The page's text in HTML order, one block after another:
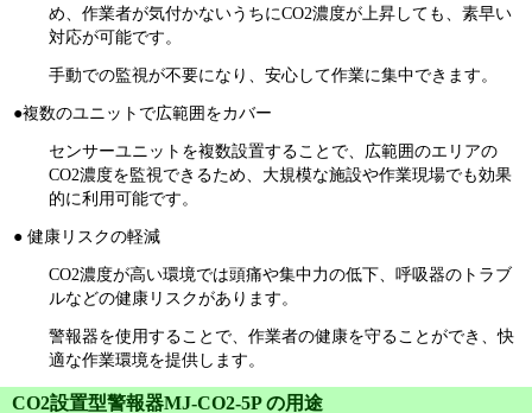
め、作業者が気付かないうちにCO2濃度が上昇しても、素早い
対応が可能です。
手動での監視が不要になり、安心して作業に集中できます。
●複数のユニットで広範囲をカバー
センサーユニットを複数設置することで、広範囲のエリアの
CO2濃度を監視できるため、大規模な施設や作業現場でも効果
的に利用可能です。
● 健康リスクの軽減
CO2濃度が高い環境では頭痛や集中力の低下、呼吸器のトラブ
ルなどの健康リスクがあります。
警報器を使用することで、作業者の健康を守ることができ、快
適な作業環境を提供します。
CO2設置型警報器MJ-CO2-5P の用途